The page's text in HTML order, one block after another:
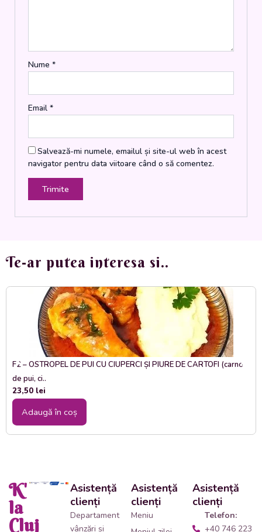
cimbru)
Nume *
Email *
Salvează-mi numele, emailul și site-ul web în acest
navigator pentru data viitoare când o să comentez.
Te-ar putea interesa si..
F2 – OSTROPEL DE PUI CU CIUPERCI ȘI PIURE DE CARTOFI (carne
de pui, ci..
23,50 lei
Adaugă în coș
K'
la
Cluj
Asistență
clienți
Departament
vânzări și
Asistență
clienți
Meniu
Asistență
clienți
Telefon:
+40 746 223